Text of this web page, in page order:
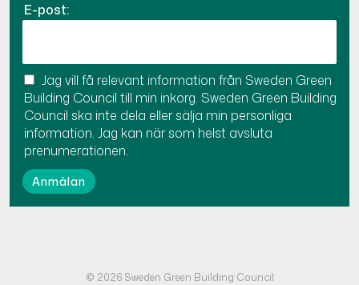
E-post:
Jag vill få relevant information från Sweden Green
Building Council till min inkorg. Sweden Green Building
Council ska inte dela eller sälja min personliga
information. Jag kan när som helst avsluta
prenumerationen.
© 2026 Sweden Green Building Council